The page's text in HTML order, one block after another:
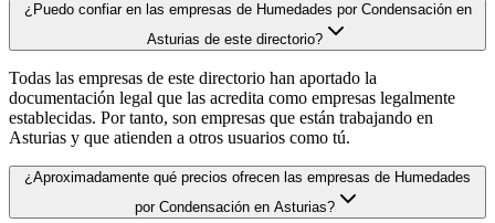
¿Puedo confiar en las empresas de Humedades por Condensación en
Asturias de este directorio?
Todas las empresas de este directorio han aportado la
documentación legal que las acredita como empresas legalmente
establecidas. Por tanto, son empresas que están trabajando en
Asturias y que atienden a otros usuarios como tú.
¿Aproximadamente qué precios ofrecen las empresas de Humedades
por Condensación en Asturias?